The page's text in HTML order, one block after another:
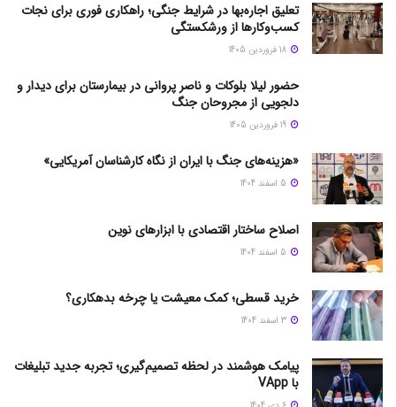
تعلیق اجاره‌بها در شرایط جنگی؛ راهکاری فوری برای نجات
کسب‌وکارها از ورشکستگی
حضور لیلا بلوکات و ناصر پروانی در بیمارستان برای دیدار و
دلجویی از مجروحان جنگ
«هزینه‌های جنگ با ایران از نگاه کارشناسان آمریکایی»
اصلاح ساختار اقتصادی با ابزارهای نوین
خرید قسطی؛ کمک معیشت یا چرخه بدهکاری؟
پیامک هوشمند در لحظه تصمیم‌گیری؛ تجربه جدید تبلیغات
با VApp